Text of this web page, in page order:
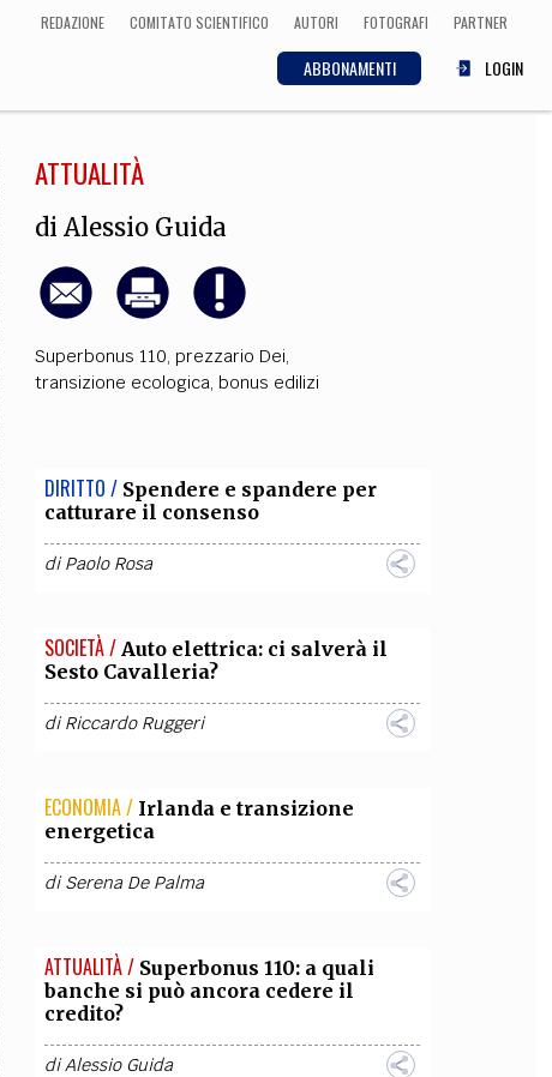
REDAZIONE COMITATO SCIENTIFICO AUTORI FOTOGRAFI PARTNER
ABBONAMENTI LOGIN
ECONOMIA
CULTURA
Cinema, Musica,
ATTUALITÀ
di Alessio Guida
Superbonus 110, prezzario Dei,
transizione ecologica, bonus edilizi
DIRITTO / Spendere e spandere per
catturare il consenso
diPaolo Rosa
SOCIETÀ / Auto elettrica: ci salverà il
Sesto Cavalleria?
diRiccardo Ruggeri
ECONOMIA / Irlanda e transizione
energetica
diSerena De Palma
ATTUALITÀ / Superbonus 110: a quali
banche si può ancora cedere il
credito?
diAlessio Guida